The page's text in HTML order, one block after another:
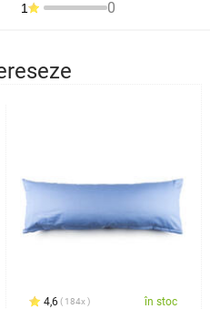
1 0
4,6 184x în stoc